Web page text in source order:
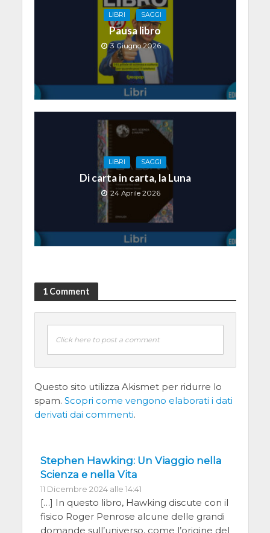
LIBRI SAGGI
Pausa libro
3 Giugno 2026
LIBRI SAGGI
Di carta in carta, la Luna
24 Aprile 2026
1 Comment
Click here to post a comment
Questo sito utilizza Akismet per ridurre lo
spam. Scopri come vengono elaborati i dati
derivati dai commenti.
Stephen Hawking: Un Viaggio nella
Scienza e nella Vita
11 Dicembre 2024 alle 14:41
[…] In questo libro, Hawking discute con il
fisico Roger Penrose alcune delle grandi
domande sull’universo, come l’origine del